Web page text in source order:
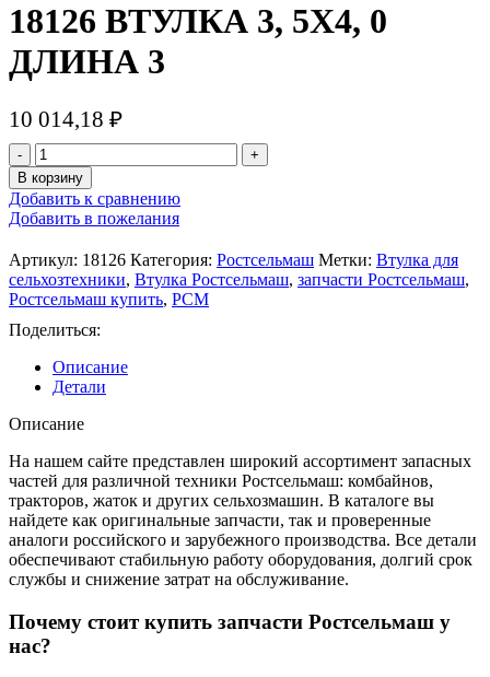
18126 ВТУЛКА 3, 5X4, 0
ДЛИНА 3
10 014,18 ₽
В корзину
Добавить к сравнению
Добавить в пожелания
Артикул: 18126 Категория: Ростсельмаш Метки: Втулка для
сельхозтехники, Втулка Ростсельмаш, запчасти Ростсельмаш,
Ростсельмаш купить, РСМ
Поделиться:
Описание
Детали
Описание
На нашем сайте представлен широкий ассортимент запасных
частей для различной техники Ростсельмаш: комбайнов,
тракторов, жаток и других сельхозмашин. В каталоге вы
найдете как оригинальные запчасти, так и проверенные
аналоги российского и зарубежного производства. Все детали
обеспечивают стабильную работу оборудования, долгий срок
службы и снижение затрат на обслуживание.
Почему стоит купить запчасти Ростсельмаш у
нас?